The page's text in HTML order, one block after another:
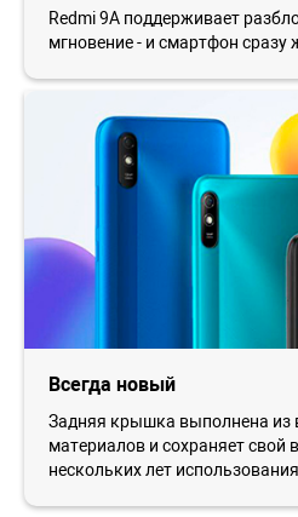
Redmi 9A поддерживает
мгновение - и смартфон сразу
Всегда новый
Задняя крышка выполнена из
материалов и сохраняет свой
нескольких лет использования.